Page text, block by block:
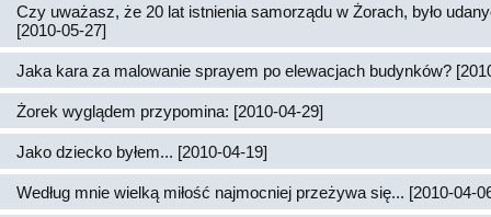
Czy uważasz, że 20 lat istnienia samorządu w Żorach, było
[2010-05-27]
Jaka kara za malowanie sprayem po elewacjach budynków?
Żorek wyglądem przypomina: [2010-04-29]
Jako dziecko byłem... [2010-04-19]
Według mnie wielką miłość najmocniej przeżywa się... [2010-04-